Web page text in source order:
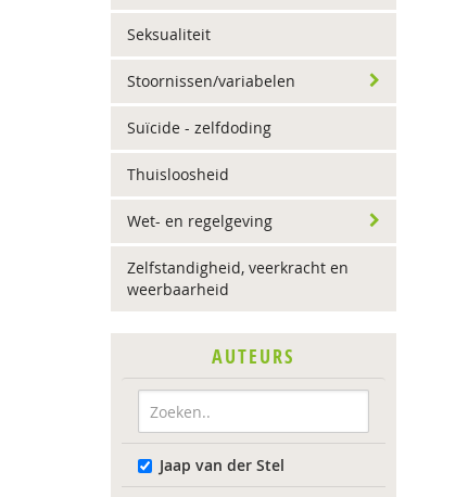
Seksualiteit
Stoornissen/variabelen
Suïcide - zelfdoding
Thuisloosheid
Wet- en regelgeving
Zelfstandigheid, veerkracht en
weerbaarheid
AUTEURS
Jaap van der Stel